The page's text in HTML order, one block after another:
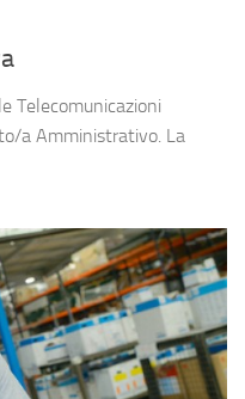
Telecomunicazioni
a Amministrativo. La